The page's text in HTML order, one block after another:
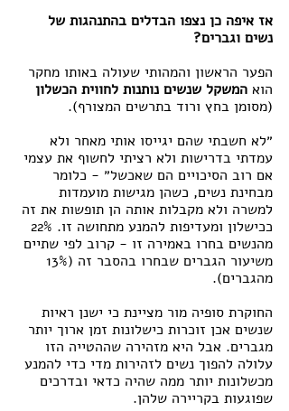
אז איפה כן נצפו הבדלים בהתנהגות של
נשים וגברים?
הפער הראשון והמהותי שעולה באותו מחקר
הוא המשקל שנשים נותנות לחווית הכשלון
(מסומן בחץ ורוד בתרשים המצורף).
״לא חשבתי שהם יגייסו אותי מאחר ולא
עמדתי בדרישות ולא רציתי לחשוף את עצמי
אם רוב הסיכויים הם שאכשל״ - כלומר
מבחינת נשים, כשהן מגישות מועמדות
למשרה ולא מקבלות אותה הן תופשות את זה
מהנשים בחרו באמירה זו - קרוב לפי שתיים
מהגברים).
החוקרת סופיה מור מציינת כי ישנן ראיות
שנשים אכן זוכרות כישלונות זמן ארוך יותר
מגברים. אבל היא מזהירה שההטייה הזו
עלולה להפוך נשים לזהירות מדי כדי להמנע
מכשלונות יותר ממה שהיה כדאי ובדרכים
שפוגעות בקריירה שלהן.